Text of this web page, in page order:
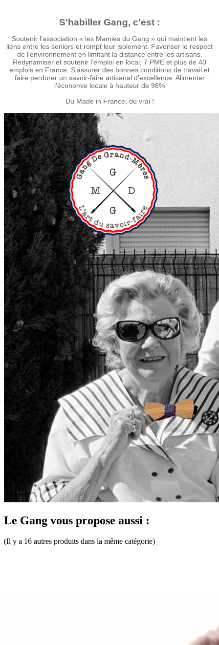
S'habiller Gang, c'est :
Soutenir l’association « les Mamies du Gang » qui maintient les
liens entre les seniors et rompt leur isolement. Favoriser le respect
de l'environnement en limitant la distance entre les artisans.
Redynamiser et soutenir l’emploi en local, 7 PME et plus de 40
emplois en France. S'assurer des bonnes conditions de travail et
faire perdurer un savoir-faire artisanal d'excellence. Alimenter
l'économie locale à hauteur de 98%
Du Made in France, du vrai !
Le Gang vous propose aussi :
(Il y a 16 autres produits dans la même catégorie)